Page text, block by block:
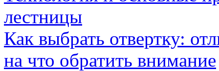
лестницы
Как выбрать отвертку:
на что обратить внимание